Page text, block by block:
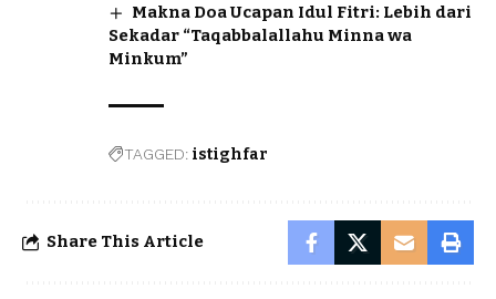
Makna Doa Ucapan Idul Fitri: Lebih dari
Sekadar “Taqabbalallahu Minna wa
Minkum”
TAGGED: istighfar
Share This Article